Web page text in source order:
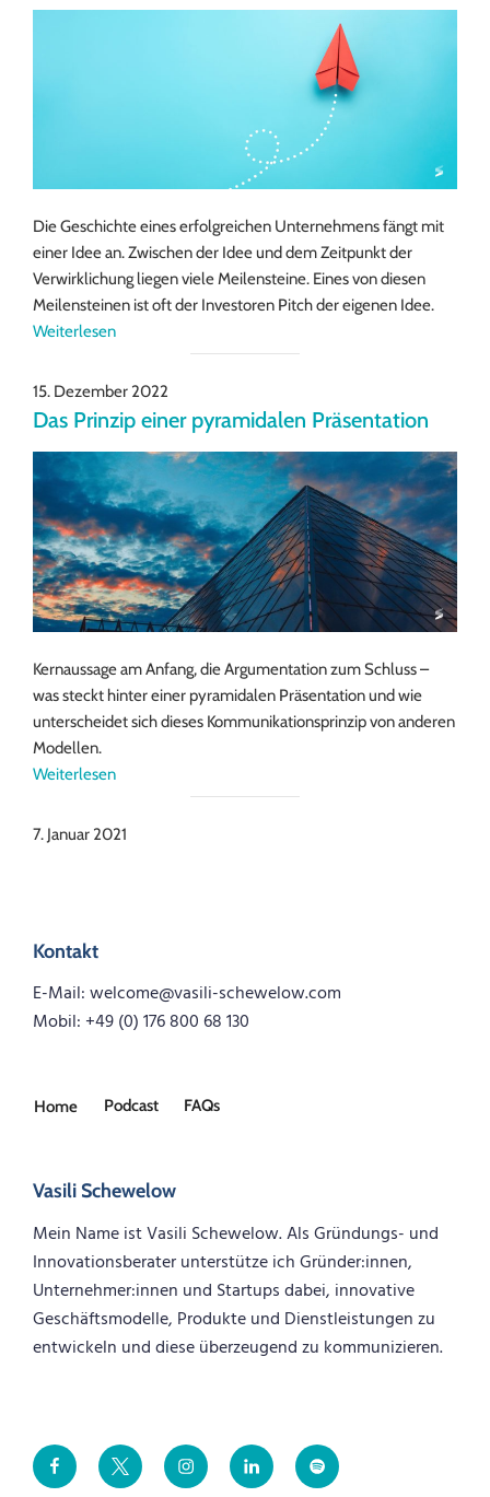
Die Geschichte eines erfolgreichen Unternehmens fängt mit
einer Idee an. Zwischen der Idee und dem Zeitpunkt der
Verwirklichung liegen viele Meilensteine. Eines von diesen
Meilensteinen ist oft der Investoren Pitch der eigenen Idee.
Weiterlesen
15. Dezember 2022
Das Prinzip einer pyramidalen Präsentation
Kernaussage am Anfang, die Argumentation zum Schluss –
was steckt hinter einer pyramidalen Präsentation und wie
unterscheidet sich dieses Kommunikationsprinzip von anderen
Modellen.
Weiterlesen
7. Januar 2021
Kontakt
E-Mail: welcome@vasili-schewelow.com
Mobil: +49 (0) 176 800 68 130
Home Podcast FAQs
Vasili Schewelow
Mein Name ist Vasili Schewelow. Als Gründungs- und
Innovationsberater unterstütze ich Gründer:innen,
Unternehmer:innen und Startups dabei, innovative
Geschäftsmodelle, Produkte und Dienstleistungen zu
entwickeln und diese überzeugend zu kommunizieren.
FacebookTwitter InstagramLinkedIn Spotify